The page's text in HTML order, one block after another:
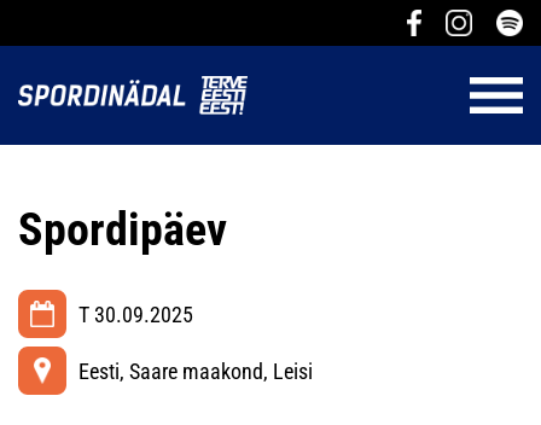
Spordipäev
T 30.09.2025
Eesti, Saare maakond, Leisi